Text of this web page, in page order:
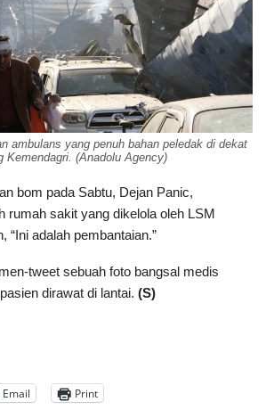
ambulans yang penuh bahan peledak di dekat
Kemendagri. (Anadolu Agency)
bom pada Sabtu, Dejan Panic,
rumah sakit yang dikelola oleh LSM
“Ini adalah pembantaian.”
tweet sebuah foto bangsal medis
dirawat di lantai. (S)
Email Print